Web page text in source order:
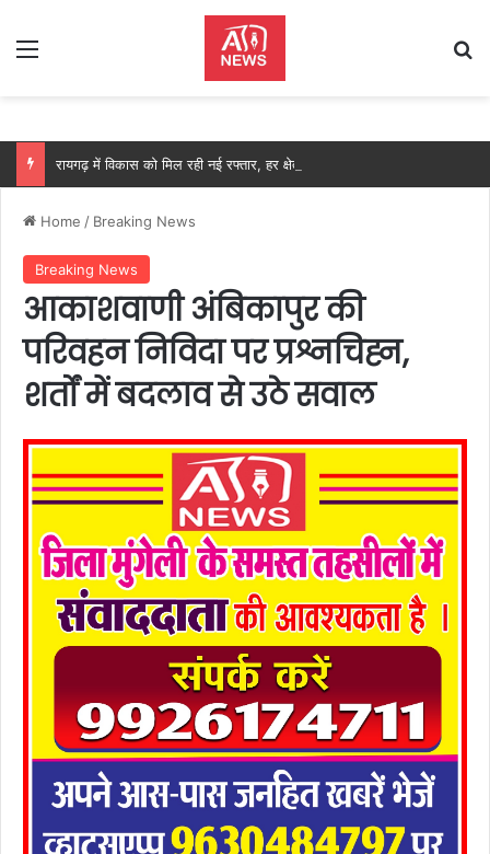
Menu
Home / Breaking News
Breaking News
आकाशवाणी अंबिकापुर की
परिवहन निविदा पर प्रश्नचिह्न,
शर्तों में बदलाव से उठे सवाल